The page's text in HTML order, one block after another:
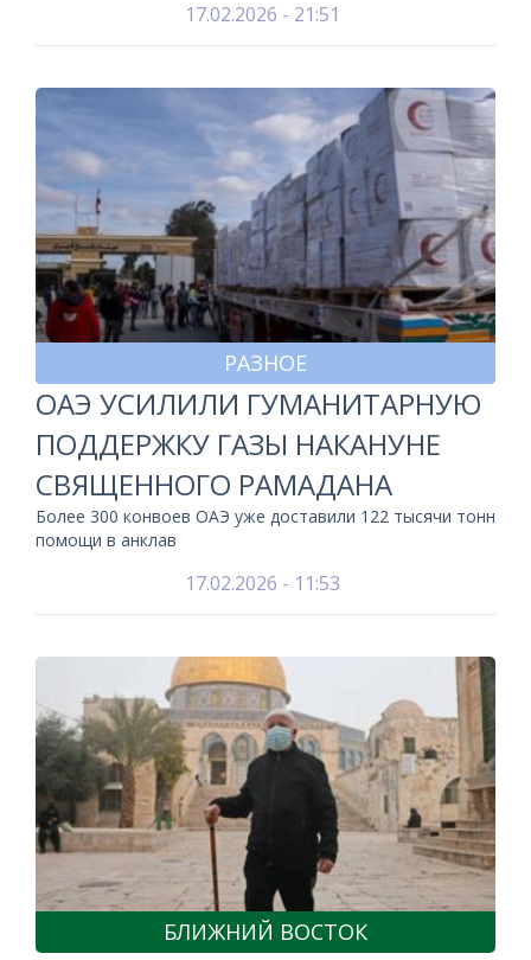
17.02.2026 - 21:51
РАЗНОЕ
ОАЭ УСИЛИЛИ ГУМАНИТАРНУЮ
ПОДДЕРЖКУ ГАЗЫ НАКАНУНЕ
СВЯЩЕННОГО РАМАДАНА
Более 300 конвоев ОАЭ уже доставили 122 тысячи тонн
помощи в анклав
17.02.2026 - 11:53
БЛИЖНИЙ ВОСТОК